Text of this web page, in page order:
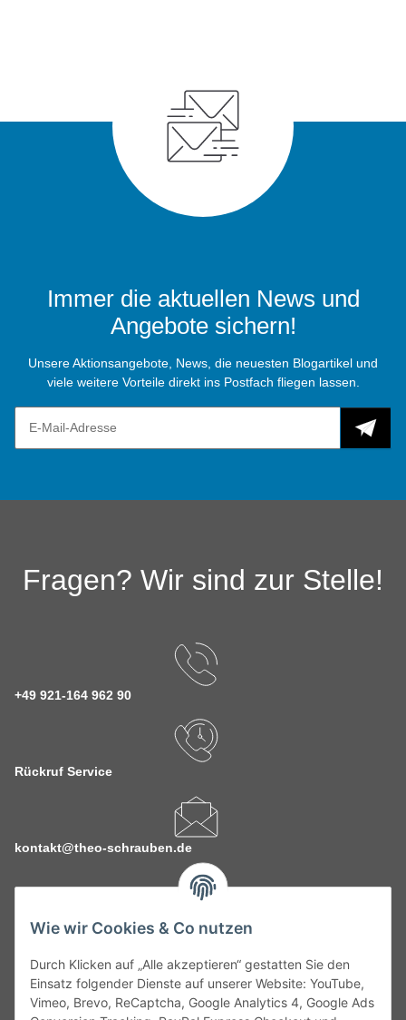
Wie wir Cookies & Co nutzen
Durch Klicken auf „Alle akzeptieren“ gestatten Sie den
Einsatz folgender Dienste auf unserer Website: YouTube,
Vimeo, Brevo, ReCaptcha, Google Analytics 4, Google Ads
Immer die aktuellen News und
Angebote sichern!
Unsere Aktionsangebote, News, die neuesten Blogartikel und
viele weitere Vorteile direkt ins Postfach fliegen lassen.
Fragen? Wir sind zur Stelle!
+49 921-164 962 90
Rückruf Service
kontakt@theo-schrauben.de
Service